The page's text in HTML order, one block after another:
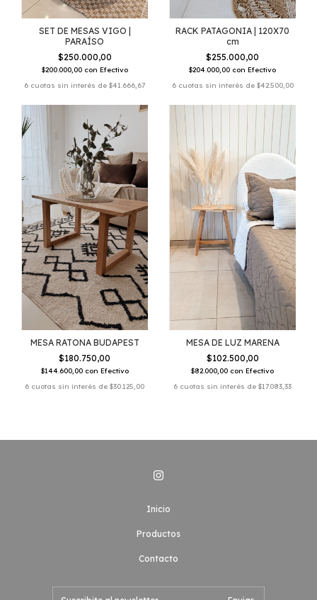
SET DE MESAS VIGO |
PARAÍSO
$250.000,00
$200.000,00 con Efectivo
6 cuotas sin interés de $41.666,67
RACK PATAGONIA | 120X70
cm
$255.000,00
$204.000,00 con Efectivo
6 cuotas sin interés de $42.500,00
MESA RATONA BUDAPEST
$180.750,00
$144.600,00 con Efectivo
6 cuotas sin interés de $30.125,00
MESA DE LUZ MARENA
$102.500,00
$82.000,00 con Efectivo
6 cuotas sin interés de $17.083,33
Inicio
Productos
Contacto